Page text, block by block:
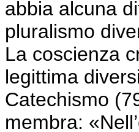
abbia alcuna
pluralismo
La coscienza
legittima
Catechismo
membra: